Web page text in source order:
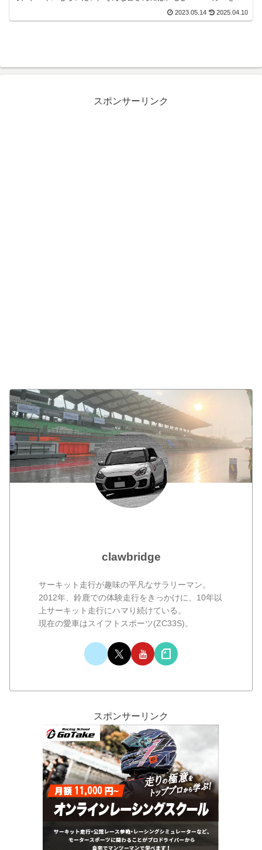
2023.05.14 2025.04.10
スポンサーリンク
clawbridge
サーキット走行が趣味の平凡なサラリーマン。
2012年、鈴鹿での体験走行をきっかけに、10年以
上サーキット走行にハマり続けている。
現在の愛車はスイフトスポーツ(ZC33S)。
スポンサーリンク